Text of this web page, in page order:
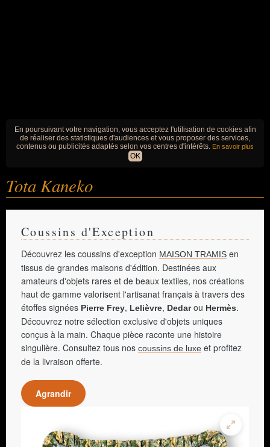
En poursuivant votre navigation, vous acceptez l'utilisation de cookies afin
de réaliser des statistiques d'audiences et vous proposer des services,
contenus ou publicités adaptés selon vos centres d'intérêts. En savoir plus
OK
Tota Kaneko
Coussins d'Exception
Découvrez les coussins d'exception MAISON TRAMIS en
tissus de grandes maisons d'édition. Destinées aux
amateurs d'objets rares et de beaux textiles, nos créations
haut de gamme valorisent l'artisanat français à travers des
étoffes signées Pierre Frey, Lelièvre, Dedarou Hermès.
Découvrez notre sélection exclusive d'objets uniques
conçus à la main. Chaque pièce raconte une histoire
singulière. Consultez tous nos coussins de luxe et profitez
de la livraison offerte.
Agrandir